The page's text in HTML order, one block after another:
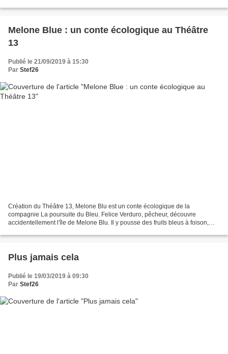
Melone Blue : un conte écologique au Théâtre
13
Publié le 21/09/2019 à 15:30
Par Stef26
Création du Théâtre 13, Melone Blu est un conte écologique de la
compagnie La poursuite du Bleu. Felice Verduro, pêcheur, découvre
accidentellement l'île de Melone Blu. Il y pousse des fruits bleus à foison,
Plus jamais cela
Publié le 19/03/2019 à 09:30
Par Stef26